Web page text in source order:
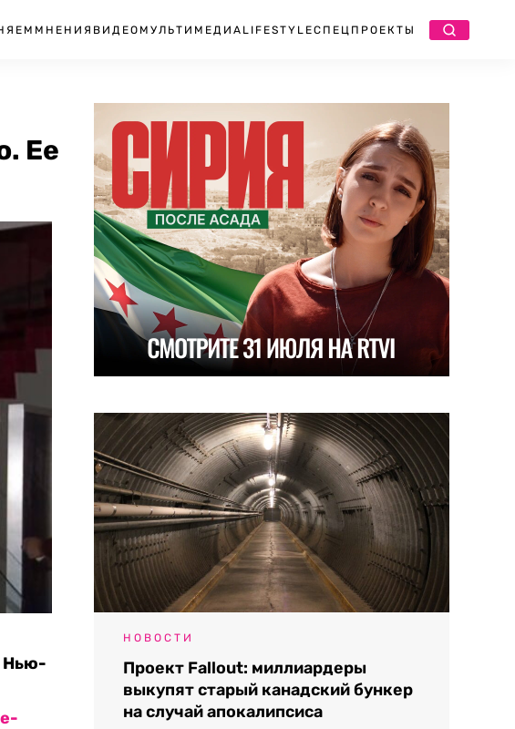
МНЕНИЯ ВИДЕО МУЛЬТИМЕДИА LIFESTYLEСПЕЦПРОЕКТЫ
Ее
Нью-
НОВОСТИ
Проект Fallout: миллиардеры
выкупят старый канадский бункер
на случай апокалипсиса